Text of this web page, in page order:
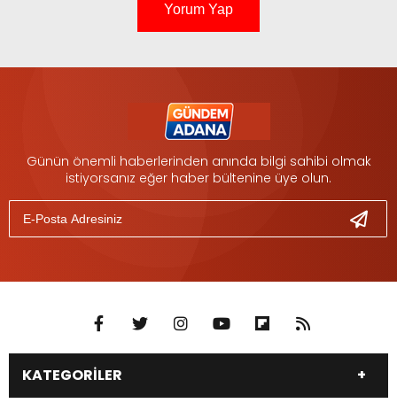
Yorum Yap
Günün önemli haberlerinden anında bilgi sahibi olmak
istiyorsanız eğer haber bültenine üye olun.
KATEGORİLER